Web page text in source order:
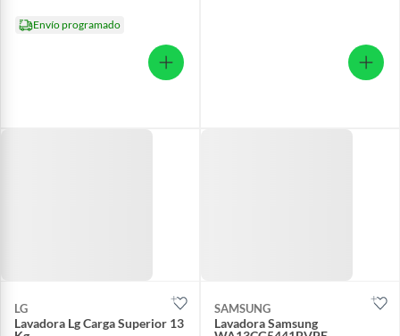
Envío programado
LG
Lavadora Lg Carga Superior 13
SAMSUNG
Lavadora Samsung